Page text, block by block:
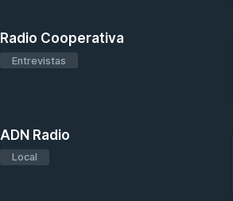
Radio Cooperativa
Entrevistas
ADN Radio
Local